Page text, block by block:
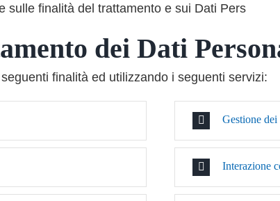
sulle finalità del trattamento e sui Dati Pers
dei Dati
finalità ed utilizzando i seguenti servizi:
Gestione dei
Interazione